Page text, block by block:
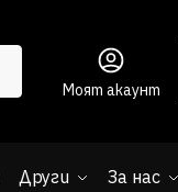
Моят акаунт
Други За нас